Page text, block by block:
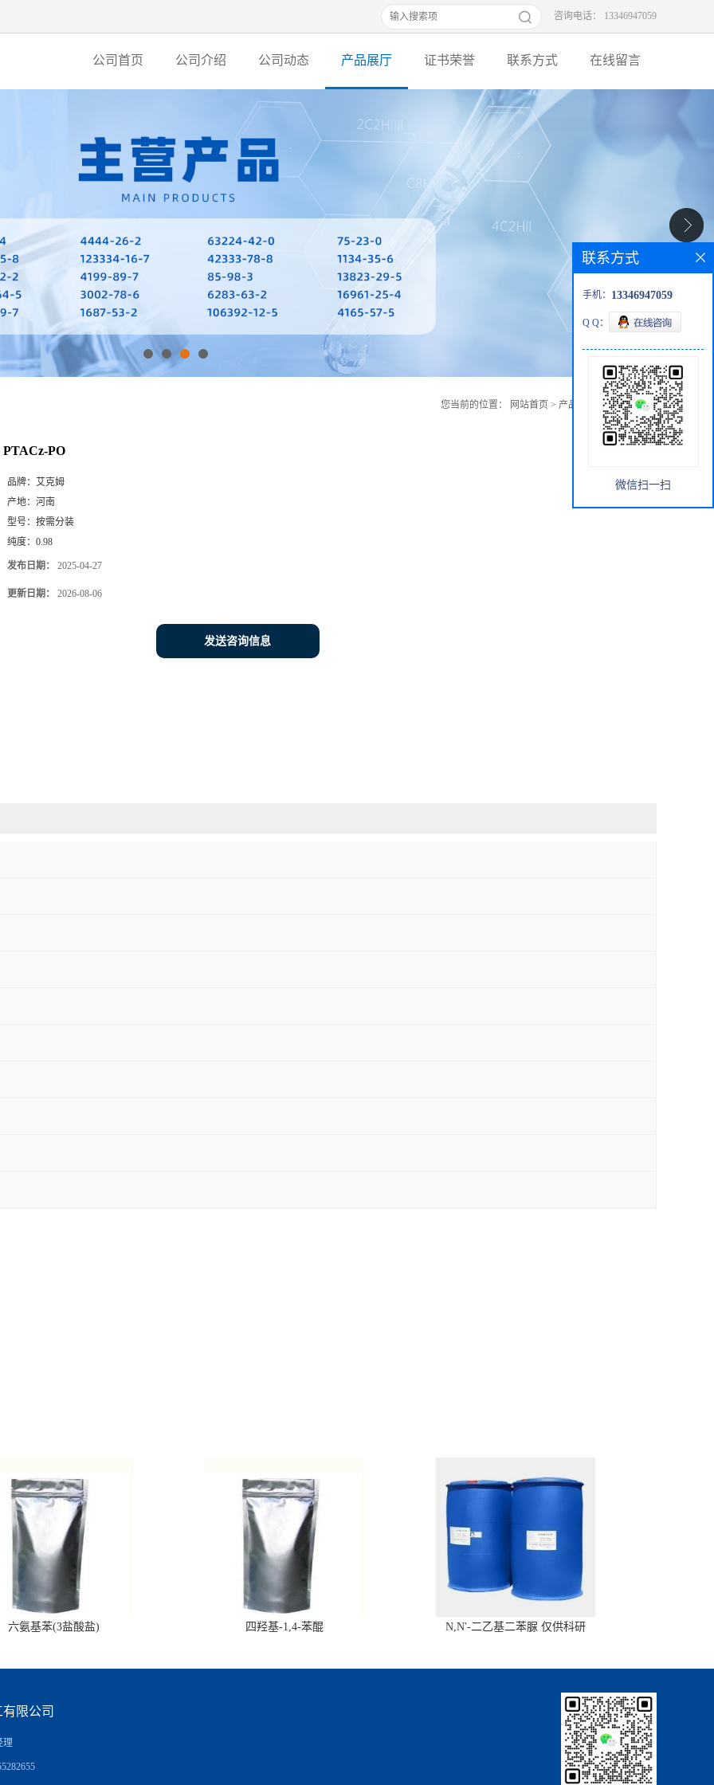
咨询电话： 13346947059
公司首页 公司介绍 公司动态 产品展厅 证书荣誉 联系方式 在线留言
您当前的位置： 网站首页 > 产品展厅 >PTACz-PO
PTACz-PO
品牌： 艾克姆
产地： 河南
型号： 按需分装
纯度： 0.98
发布日期： 2025-04-27
更新日期： 2026-08-06
发送咨询信息
六氨基苯(3盐酸盐) 四羟基-1,4-苯醌 N,N'-二乙基二苯脲 仅供科研
联系方式
手机： 13346947059
Q Q：
微信扫一扫
限公司
理